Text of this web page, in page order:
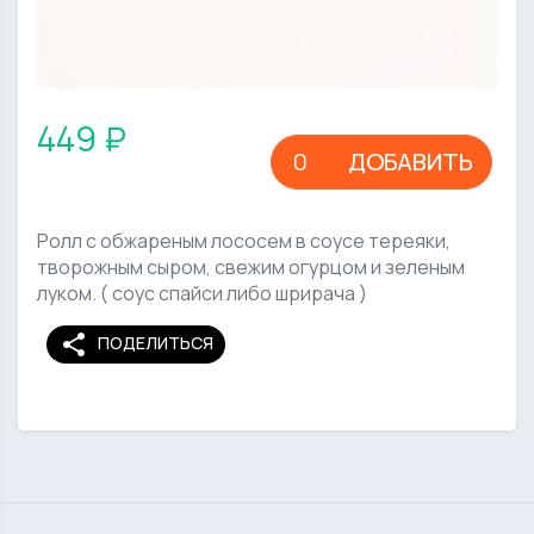
449 ₽
ДОБАВИТЬ
Ролл с обжареным лососем в соусе тереяки,
творожным сыром, свежим огурцом и зеленым
луком. ( соус спайси либо шрирача )
share ПОДЕЛИТЬСЯ